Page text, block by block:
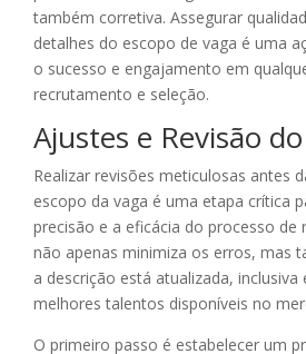
também corretiva. Assegurar
detalhes do escopo de vaga é uma
o sucesso e engajamento em
recrutamento e seleção.
Ajustes e Revisão
Realizar revisões meticulosas antes
escopo da vaga é uma etapa crítica
precisão e a eficácia do processo de
não apenas minimiza os erros, mas
a descrição está atualizada,
melhores talentos disponíveis no
O primeiro passo é estabelecer um